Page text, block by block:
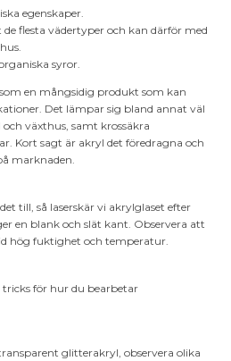
egenskaper.
flesta vädertyper och kan därför med
syror.
en mångsidig produkt som kan
Det lämpar sig bland annat väl
växthus, samt krossäkra
Kort sagt är akryl det föredragna och
marknaden.
till, så laserskär vi akrylglaset efter
en blank och slät kant. Observera att
hög fuktighet och temperatur.
tricks för hur du bearbetar
glitterakryl, observera olika